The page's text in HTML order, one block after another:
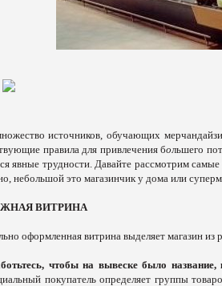
источников, обучающих
правила для привлечения большего
явные трудности. Давайте рассмотрим
небольшой это магазинчик у дома или
ВИТРИНА
оформленная витрина выделяет магазин из
чтобы на вывеске было
покупатель определяет группы